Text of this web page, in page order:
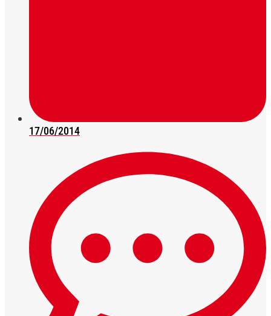
17/06/2014